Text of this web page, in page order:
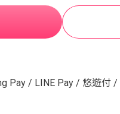
Pay / LINE Pay / 悠遊付 /